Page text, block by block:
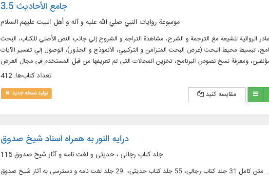
جامع الأحاديث 3.5
موسوعة روايات النبي صلي الله عليه و آله و أهل البيت عليهم السلام
۱۱۴۲ مجلداً، ويشتمل علي المصادر الروائية للشيعة مع الترجمة و الشرح، مشاهدة التراجم و الشروح إلي جانب النص الأصلي للكتاب، البحث
تبسيط محيط البحث (عرض البحث المتزامن و التركيبي، الأنموذج و الجذور)، الوصول إلي تفسير الآيات
ومعرفة نسخ نصوص البرنامج، تخزين المجالات التي تم تعريفها من قبل المستخدم في مجال العرض
تعداد کتاب‌ها: 412
تولید نسخه جدید مقایسه کنید
درایه النور به همراه اسناد شیخ صدوق
115 جلد کتاب رجالی ، حدیثی و لغت نامه و آثار شیخ صدوق
و دسترسی به آثار شیخ صدوق ...